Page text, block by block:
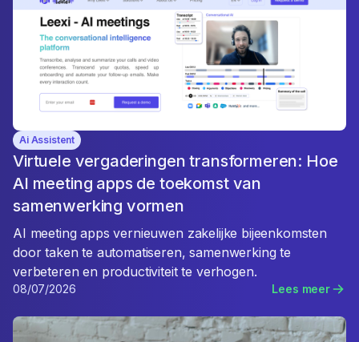
Ai Assistent
Virtuele vergaderingen transformeren: Hoe
AI meeting apps de toekomst van
samenwerking vormen
AI meeting apps vernieuwen zakelijke bijeenkomsten
door taken te automatiseren, samenwerking te
verbeteren en productiviteit te verhogen.
08/07/2026 Lees meer